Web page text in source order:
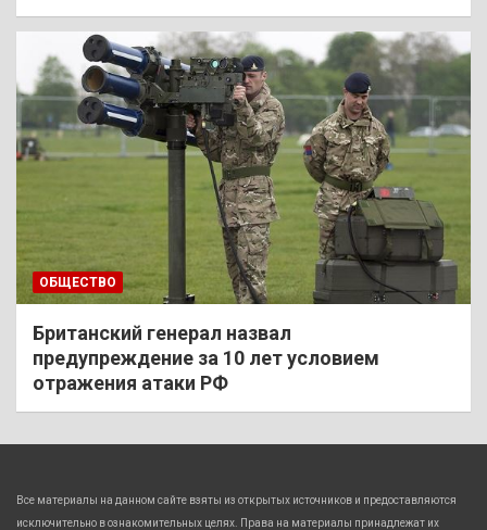
ОБЩЕСТВО
Британский генерал назвал
предупреждение за 10 лет условием
отражения атаки РФ
Все материалы на данном сайте взяты из открытых источников и предоставляются
исключительно в ознакомительных целях. Права на материалы принадлежат их